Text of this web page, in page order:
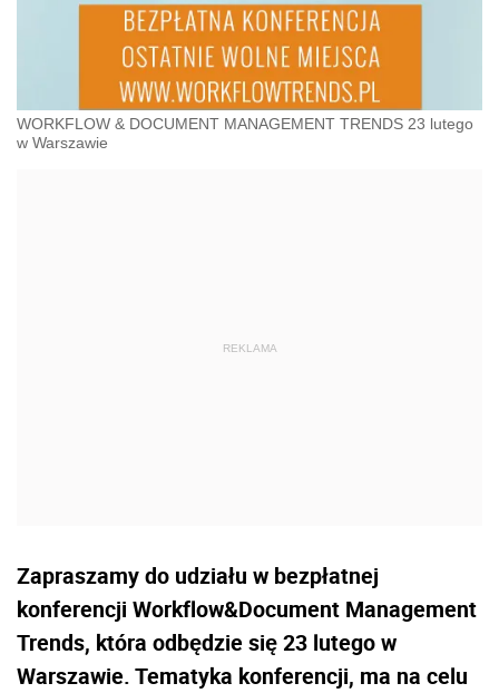
WORKFLOW & DOCUMENT MANAGEMENT TRENDS 23 lutego
w Warszawie
Zapraszamy do udziału w bezpłatnej
konferencji Workflow&Document Management
Trends, która odbędzie się 23 lutego w
Warszawie. Tematyka konferencji, ma na celu